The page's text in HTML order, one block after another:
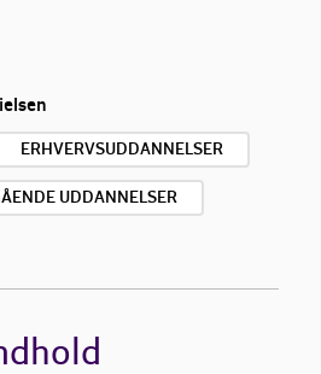
ERHVERVSUDDANNELSER
UDDANNELSER